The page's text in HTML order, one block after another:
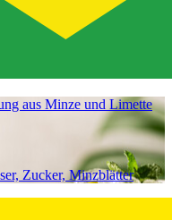
aus Minze und Limette
Zucker, Minzblätter